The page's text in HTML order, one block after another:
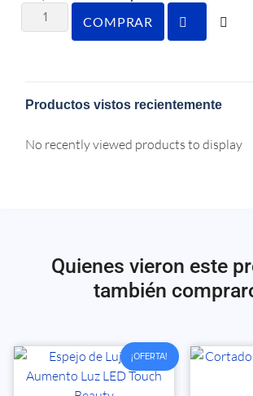
COMPRAR
Productos vistos recientemente
No recently viewed products to display
Quienes vieron este
también
¡OFERTA!